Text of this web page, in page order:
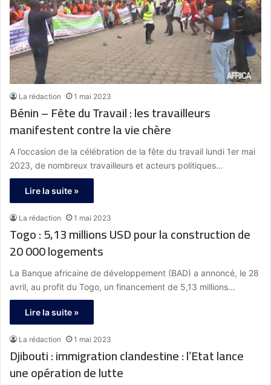
La rédaction 1 mai 2023
Bénin – Fête du Travail : les travailleurs
manifestent contre la vie chère
A l’occasion de la célébration de la fête du travail lundi 1er mai
2023, de nombreux travailleurs et acteurs politiques…
Lire la suite »
La rédaction 1 mai 2023
Togo : 5,13 millions USD pour la construction de
20 000 logements
La Banque africaine de développement (BAD) a annoncé, le 28
avril, au profit du Togo, un financement de 5,13 millions…
Lire la suite »
La rédaction 1 mai 2023
Djibouti : immigration clandestine : l’Etat lance
une opération de lutte